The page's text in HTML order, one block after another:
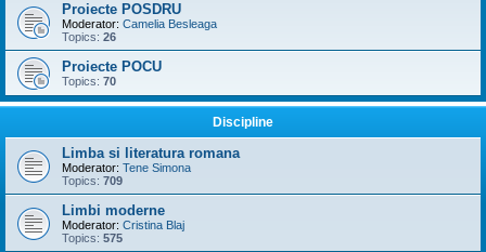
Proiecte POSDRU
Moderator: Camelia Besleaga
Topics: 26
Proiecte POCU
Topics: 70
Discipline
Limba si literatura romana
Moderator: Tene Simona
Topics: 709
Limbi moderne
Moderator: Cristina Blaj
Topics: 575